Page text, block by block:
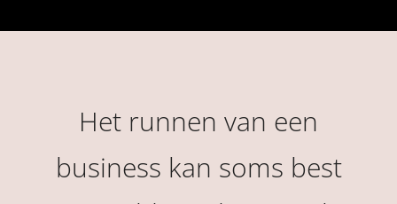
Het runnen van een
business kan soms best